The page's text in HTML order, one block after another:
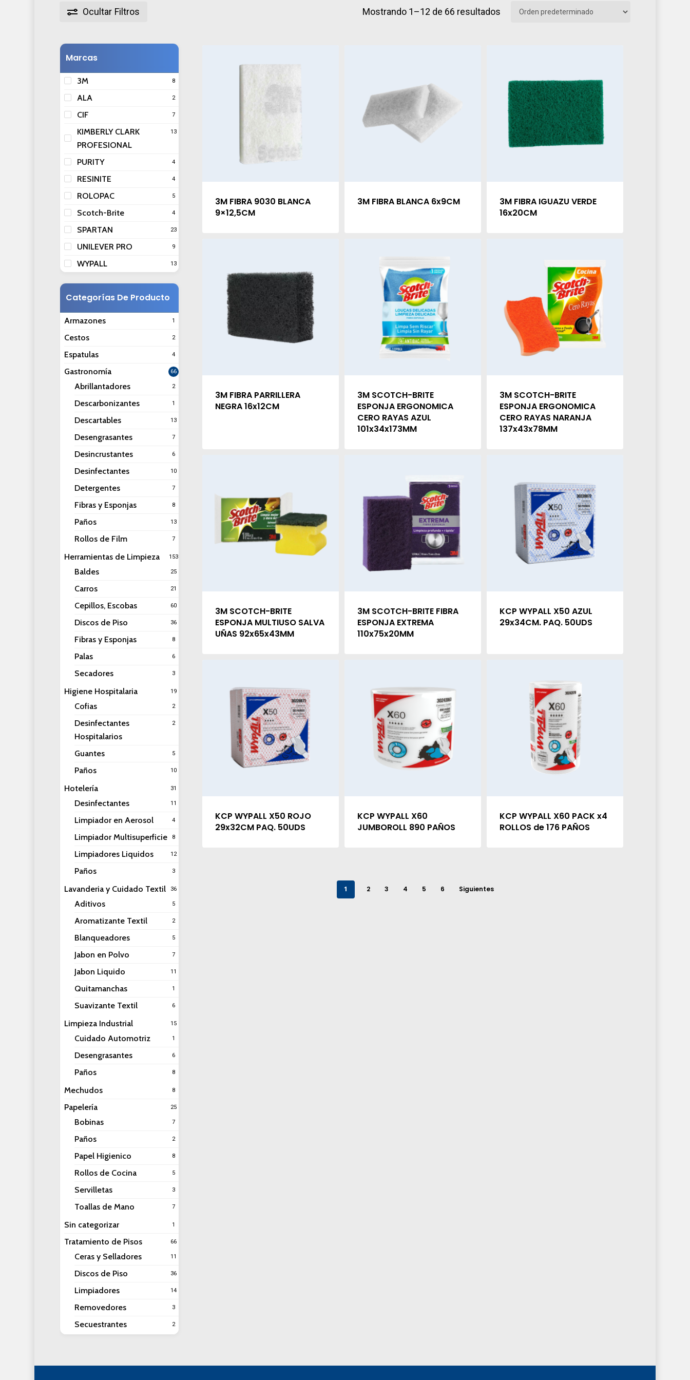
Ocultar Filtros Mostrando 1–12 de 66 resultados
Marcas
3M 8
ALA 2
CIF 7
KIMBERLY CLARK
PROFESIONAL
13
PURITY 4
RESINITE 4
ROLOPAC 5
Scotch-Brite 4
SPARTAN 23
UNILEVER PRO 9
WYPALL 13
Categorías De Producto
Armazones 1
Cestos 2
Espatulas 4
Gastronomía 66
Abrillantadores 2
Descarbonizantes 1
Descartables 13
Desengrasantes 7
Desincrustantes 6
Desinfectantes 10
Detergentes 7
Fibras y Esponjas 8
Paños 13
Rollos de Film 7
Herramientas de Limpieza 153
Baldes 25
Carros 21
Cepillos, Escobas 60
Discos de Piso 36
Fibras y Esponjas 8
Palas 6
Secadores 3
Higiene Hospitalaria 19
Cofias 2
Desinfectantes
Hospitalarios
2
Guantes 5
Paños 10
Hotelería 31
Desinfectantes 11
Limpiador en Aerosol 4
Limpiador Multisuperficie 8
Limpiadores Liquidos 12
Paños 3
Lavanderia y Cuidado Textil 36
Aditivos 5
Aromatizante Textil 2
Blanqueadores 5
Jabon en Polvo 7
Jabon Liquido 11
Quitamanchas 1
Suavizante Textil 6
Limpieza Industrial 15
Cuidado Automotriz 1
Desengrasantes 6
Paños 8
Mechudos 8
Papelería 25
Bobinas 7
Paños 2
Papel Higienico 8
Rollos de Cocina 5
Servilletas 3
Toallas de Mano 7
Sin categorizar 1
Tratamiento de Pisos 66
Ceras y Selladores 11
Discos de Piso 36
Limpiadores 14
Removedores 3
Secuestrantes 2
3M FIBRA 9030 BLANCA
9×12,5CM
3M FIBRA BLANCA 6x9CM
3M FIBRA IGUAZU VERDE
16x20CM
3M FIBRA PARRILLERA
NEGRA 16x12CM
3M SCOTCH-BRITE
ESPONJA ERGONOMICA
CERO RAYAS AZUL
101x34x173MM
3M SCOTCH-BRITE
ESPONJA ERGONOMICA
CERO RAYAS NARANJA
137x43x78MM
3M SCOTCH-BRITE
ESPONJA MULTIUSO SALVA
UÑAS 92x65x43MM
3M SCOTCH-BRITE FIBRA
ESPONJA EXTREMA
110x75x20MM
KCP WYPALL X50 AZUL
29x34CM. PAQ. 50UDS
KCP WYPALL X50 ROJO
29x32CM PAQ. 50UDS
KCP WYPALL X60
JUMBOROLL 890 PAÑOS
KCP WYPALL X60 PACK x4
ROLLOS de 176 PAÑOS
1 2 3 4 5 6 Siguientes